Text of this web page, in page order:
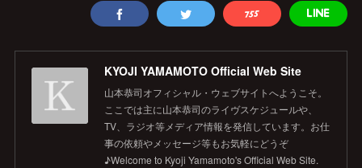
KYOJI YAMAMOTO Official Web Site
山本恭司オフィシャル・ウェブサイトへようこそ。
ここでは主に山本恭司のライヴスケジュールや、
TV、ラジオ等メディア情報を発信しています。お仕
事の依頼やメッセージ等もお気軽にどうぞ
♪Welcome to Kyoji Yamamoto's Official Web Site.